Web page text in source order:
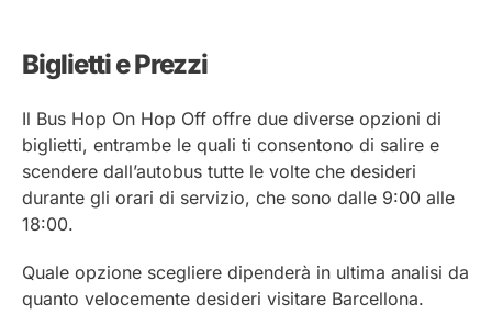
Biglietti e Prezzi
Il Bus Hop On Hop Off offre due diverse opzioni di
biglietti, entrambe le quali ti consentono di salire e
scendere dall’autobus tutte le volte che desideri
durante gli orari di servizio, che sono dalle 9:00 alle
18:00.
Quale opzione scegliere dipenderà in ultima analisi da
quanto velocemente desideri visitare Barcellona.